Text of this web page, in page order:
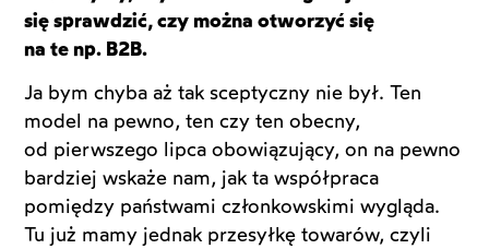
się sprawdzić, czy można otworzyć się
na te np. B2B.
Ja bym chyba aż tak sceptyczny nie był. Ten
model na pewno, ten czy ten obecny,
od pierwszego lipca obowiązujący, on na pewno
bardziej wskaże nam, jak ta współpraca
pomiędzy państwami członkowskimi wygląda.
Tu już mamy jednak przesyłkę towarów, czyli